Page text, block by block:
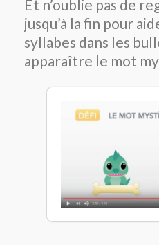
Et n’oublie pas de
jusqu’à la fin pour
syllabes dans les
apparaître le mot